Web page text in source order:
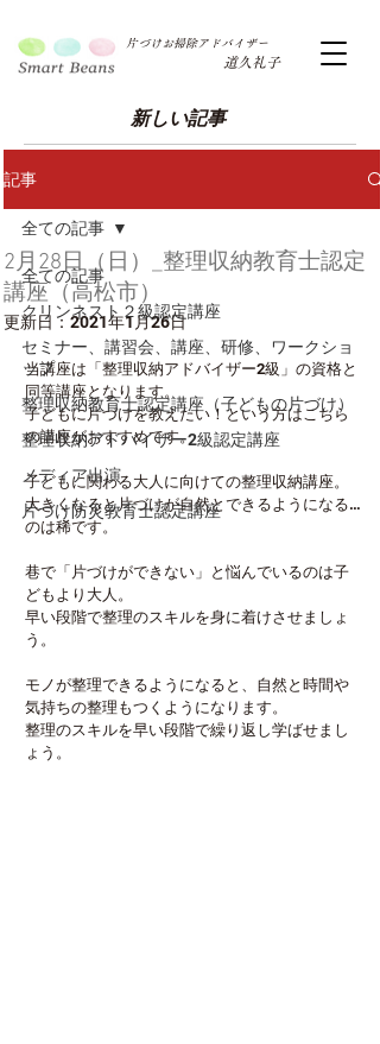
片づけお掃除アドバイザー
道久礼子
新しい記事
記事
全ての記事
クリンネスト２級認定講座
セミナー、講習会、講座、研修、ワークショ
ップ
整理収納教育士認定講座（子どもの片づけ）
整理収納アドバイザー2級認定講座
メディア出演
片づけ防災教育士認定講座
全ての記事
2月28日（日）_整理収納教育士認定
講座（高松市）
更新日： 2021年1月26日
当講座は「整理収納アドバイザー2級」の資格と
同等講座となります。
子どもに片づけを教えたい！という方はこちら
の講座がおすすめです。
子どもに関わる大人に向けての整理収納講座。
大きくなると片づけが自然とできるようになる…
のは稀です。
巷で「片づけができない」と悩んでいるのは子
どもより大人。
早い段階で整理のスキルを身に着けさせましょ
う。
モノが整理できるようになると、自然と時間や
気持ちの整理もつくようになります。
整理のスキルを早い段階で繰り返し学ばせまし
ょう。